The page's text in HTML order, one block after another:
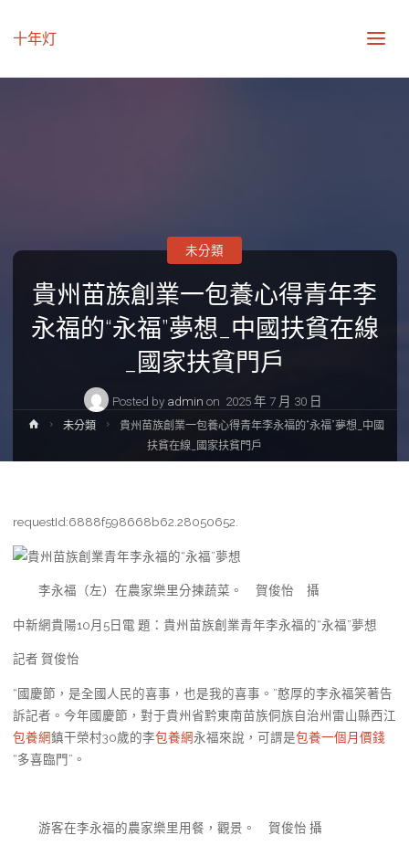
十年灯
貴州苗族創業一包養心得青年李
永福的“永福”夢想_中國扶貧在線
_國家扶貧門戶
Posted by admin on 2025 年 7 月 30 日
未分類
Home未分類
貴州苗族創業一包養心得青年李永福的“永福”夢想_中國
扶貧在線_國家扶貧門戶
requestId:6888f598668b62.28050652.
李永福（左）在農家樂里分揀蔬菜。 賀俊怡 攝
中新網貴陽10月5日電 題：貴州苗族創業青年李永福的“永福”夢想
記者 賀俊怡
“國慶節，是全國人民的喜事，也是我的喜事。”憨厚的李永福笑著告
訴記者。今年國慶節，對于貴州省黔東南苗族侗族自治州雷山縣西江
包養網鎮干榮村30歲的李包養網永福來說，可謂是包養一個月價錢
“多喜臨門”。
游客在李永福的農家樂里用餐，觀景。 賀俊怡 攝